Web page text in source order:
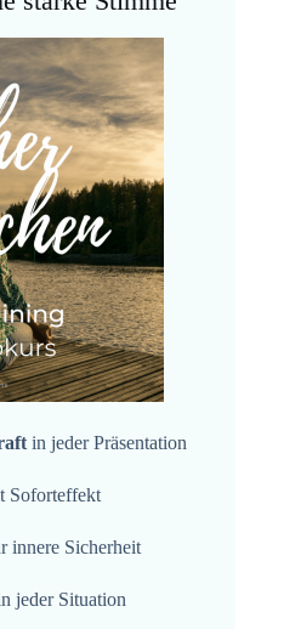
in jeder Präsentation
Soforteffekt
innere Sicherheit
jeder Situation